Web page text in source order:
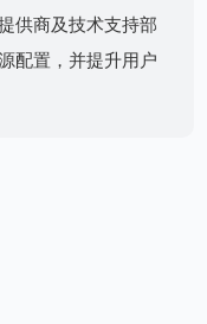
供商及技术支持部
配置，并提升用户